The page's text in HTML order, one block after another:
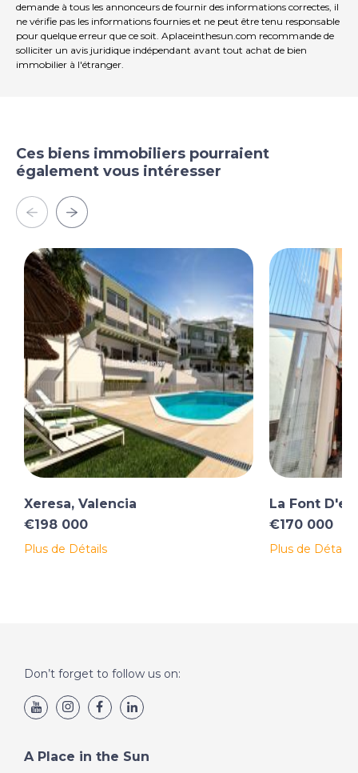
demande à tous les annonceurs de fournir des informations correctes, il
ne vérifie pas les informations fournies et ne peut être tenu responsable
pour quelque erreur que ce soit. Aplaceinthesun.com recommande de
solliciter un avis juridique indépendant avant tout achat de bien
immobilier à l'étranger.
Ces biens immobiliers pourraient
également vous intéresser
Xeresa, Valencia
€198 000
Plus de Détails
La Font
€170 000
Plus de Détails
Don’t forget to follow us on:
A Place in the Sun